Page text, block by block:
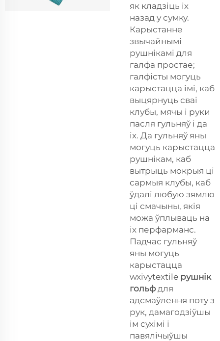
як кладзіць іх
назад у сумку.
Карыстанне
звычайнымі
рушнікамі для
галфа простае;
галфісты могуць
карыстацца імі, каб
выцярнуць сваі
клубы, мячы і руки
пасля гульняў і да
іх. Да гульняў яны
могуць карыстацца
рушнікам, каб
вытрыць мокрыя ці
сармыя клубы, каб
ўдалі любую зямлю
ці смачыны, якія
можа ўплываць на
іх перфарманс.
Падчас гульняў
яны могуць
карыстацца
wxivytextile рушнік
гольф для
адсмаўлення поту з
рук, дамагодзіўшы
ім сухімі і
павялічыўшы